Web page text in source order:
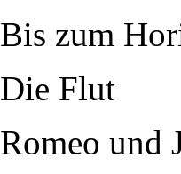
Bis zum
Die Flut
Romeo und